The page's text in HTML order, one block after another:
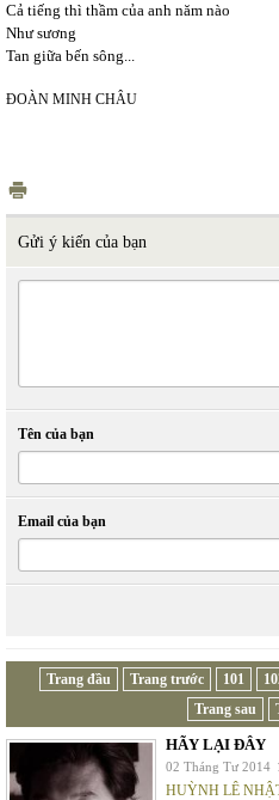
Cả tiếng thì thầm của anh năm nào
Như sương
Tan giữa bến sông...
ĐOÀN MINH CHÂU
Gửi ý kiến của bạn
Tên của bạn
Email của bạn
Trang đầu Trang trước 101
Trang sau
HÃY LẠI ĐÂY
02 Tháng Tư 2014
HUỲNH LÊ